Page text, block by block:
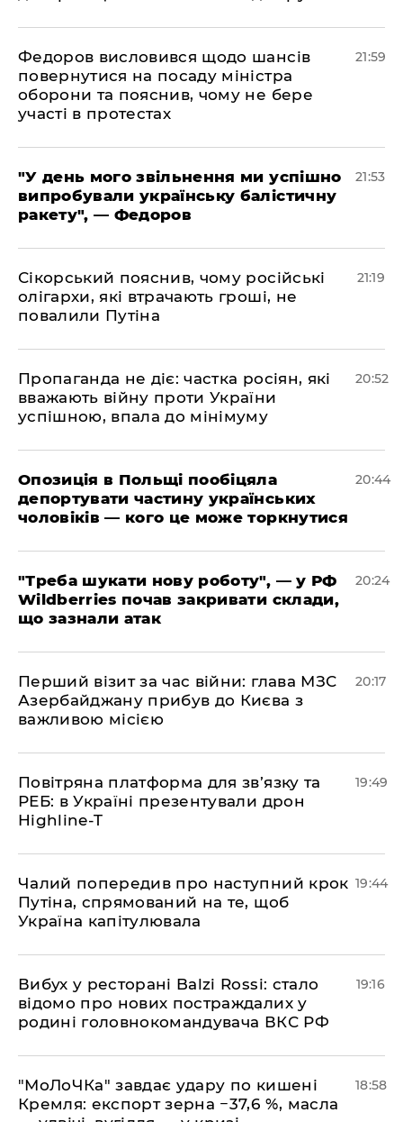
​Федоров висловився щодо шансів
повернутися на посаду міністра
оборони та пояснив, чому не бере
участі в протестах
21:59
​"У день мого звільнення ми успішно
випробували українську балістичну
ракету", — Федоров
21:53
​Сікорський пояснив, чому російські
олігархи, які втрачають гроші, не
повалили Путіна
21:19
​Пропаганда не діє: частка росіян, які
вважають війну проти України
успішною, впала до мінімуму
20:52
​Опозиція в Польщі пообіцяла
депортувати частину українських
чоловіків — кого це може торкнутися
20:44
​"Треба шукати нову роботу", — у РФ
Wildberries почав закривати склади,
що зазнали атак
20:24
​Перший візит за час війни: глава МЗС
Азербайджану прибув до Києва з
важливою місією
20:17
​Повітряна платформа для зв’язку та
РЕБ: в Україні презентували дрон
Highline-T
19:49
​Чалий попередив про наступний крок
Путіна, спрямований на те, щоб
Україна капітулювала
19:44
​Вибух у ресторані Balzi Rossi: стало
відомо про нових постраждалих у
родині головнокомандувача ВКС РФ
19:16
​"МоЛоЧКа" завдає удару по кишені
Кремля: експорт зерна −37,6 %, масла
18:58